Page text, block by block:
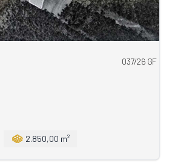
037/26 GF
2.850,00 m²